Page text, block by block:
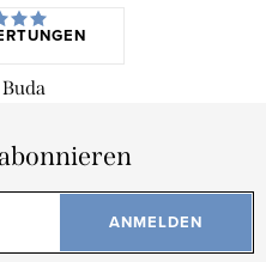
ANMELDEN